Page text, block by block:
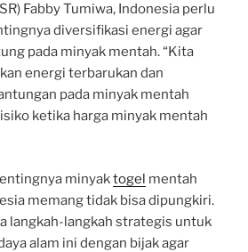
Fabby Tumiwa, Indonesia perlu
diversifikasi energi agar
pada minyak mentah. “Kita
energi terbarukan dan
pada minyak mentah
ketika harga minyak mentah
minyaktogel mentah
memang tidak bisa dipungkiri.
langkah-langkah strategis untuk
alam ini dengan bijak agar